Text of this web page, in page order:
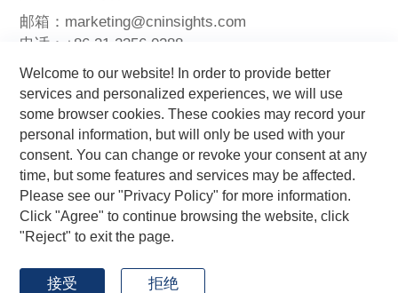
Welcome to our website! In order to provide better
services and personalized experiences, we will use
some browser cookies. These cookies may record your
personal information, but will only be used with your
consent. You can change or revoke your consent at any
time, but some features and services may be affected.
Please see our "Privacy Policy" for more information.
Click "Agree" to continue browsing the website, click
"Reject" to exit the page.
接受 拒绝
邮箱：marketing@cninsights.com
电话：+86 21 2356 0288
灼耀峰会 报告洞察 新闻中心
关注我们
网站地图
用户协议